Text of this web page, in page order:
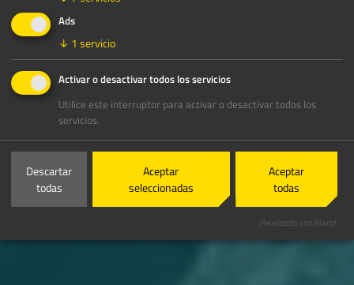
Ads
↓ 1 servicio
Activar o desactivar todos los servicios
Utilice este interruptor para activar o desactivar todos los
servicios.
Descartar
todas
Aceptar
seleccionadas
Aceptar
todas
¡Realizado con Klaro!